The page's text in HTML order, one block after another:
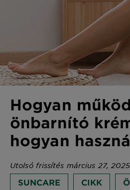
Hogyan
önbarnító
hogyan
Utolsó frissítés március 27, 2025
SUNCARE CIKK